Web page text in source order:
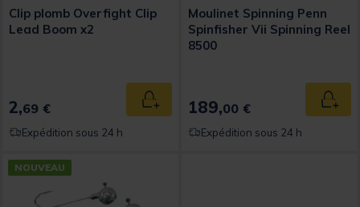
Clip plomb Overfight Clip
Lead Boom x2
2,69 € Ajouter au panier
Expédition sous 24 h
Moulinet Spinning Penn
Spinfisher Vii Spinning Reel
8500
189,00 €
Expédition sous 24 h
NOUVEAU